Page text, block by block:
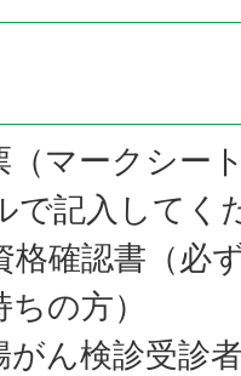
（マークシー
で記入してく
格確認書（必
の方）
がん検診受診